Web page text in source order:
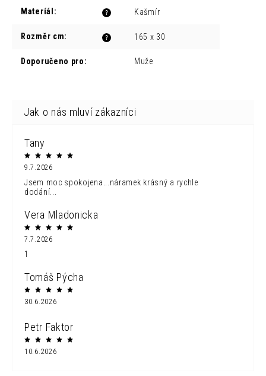
?
Materíál : Kašmír
?
Rozměr cm: 165 x 30
Doporučeno pro: Muže
Tany
9.7.2026
Jsem moc spokojena...náramek krásný a rychle
dodání...
Vera Mladonicka
7.7.2026
1
Tomáš Pýcha
30.6.2026
Petr Faktor
10.6.2026